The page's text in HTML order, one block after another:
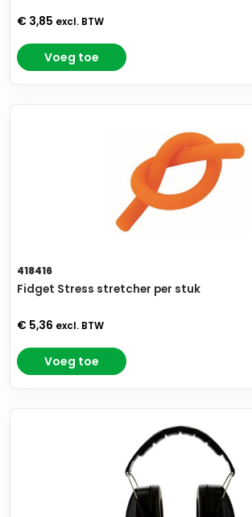
€ 3,85 excl. BTW
Voeg toe
418416
Fidget Stress stretcher per stuk
€ 5,36 excl. BTW
Voeg toe